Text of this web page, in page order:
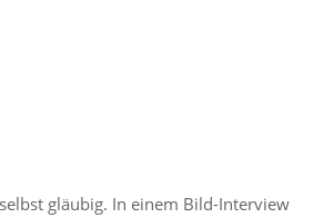
gläubig. In einem Bild-Interview